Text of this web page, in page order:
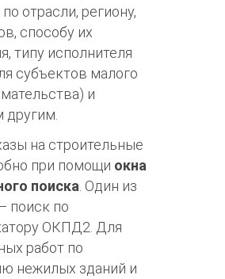
отрасли, региону,
способу их
типу исполнителя
субъектов малого
и
другим.
на строительные
при помощи окна
поиска . Один из
поиск по
ОКПД2. Для
работ по
нежилых зданий и